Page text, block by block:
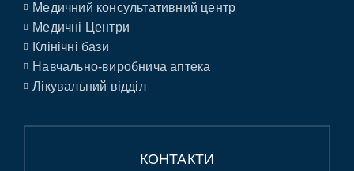
Медичний консультативний центр
Медичні Центри
Клінічні бази
Навчально-виробнича аптека
Лікувальний відділ
КОНТАКТИ